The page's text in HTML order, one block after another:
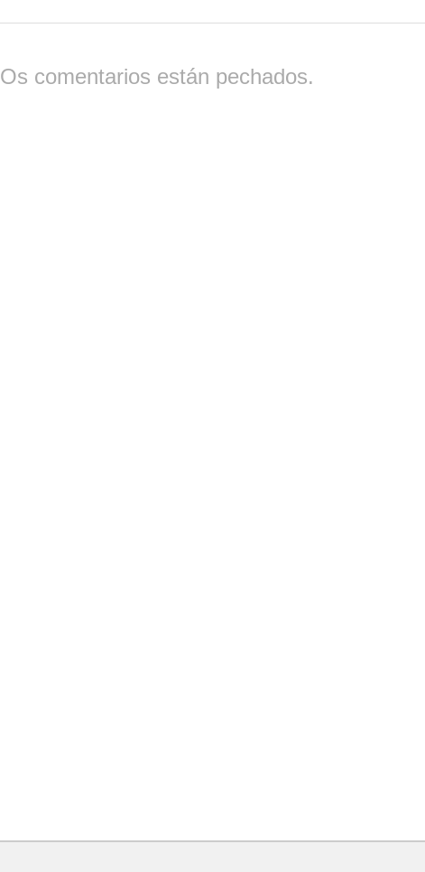
Os comentarios están pechados.